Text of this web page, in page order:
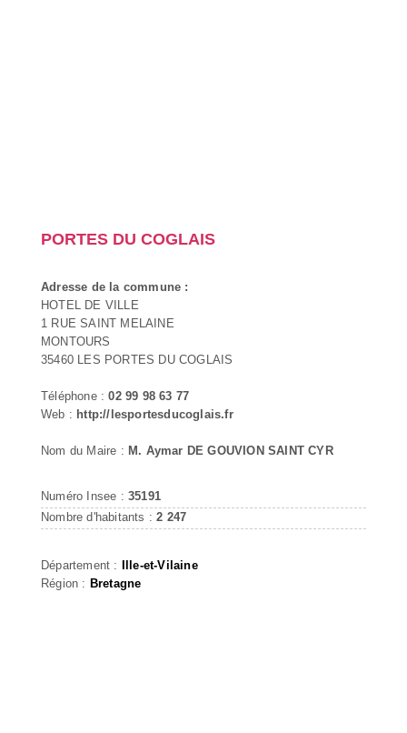
PORTES DU COGLAIS
Adresse de la commune :
HOTEL DE VILLE
1 RUE SAINT MELAINE
MONTOURS
35460 LES PORTES DU COGLAIS
Téléphone :02 99 98 63 77
Web : http://lesportesducoglais.fr
Nom du Maire : M. Aymar DE GOUVION SAINT CYR
Numéro Insee : 35191
Nombre d'habitants :2 247
Département : Ille-et-Vilaine
Région : Bretagne